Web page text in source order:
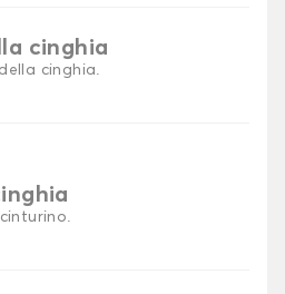
cinghia
cinghia.